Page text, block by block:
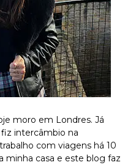
moro em Londres. Já
intercâmbio na
com viagens há 10
minha casa e este blog faz